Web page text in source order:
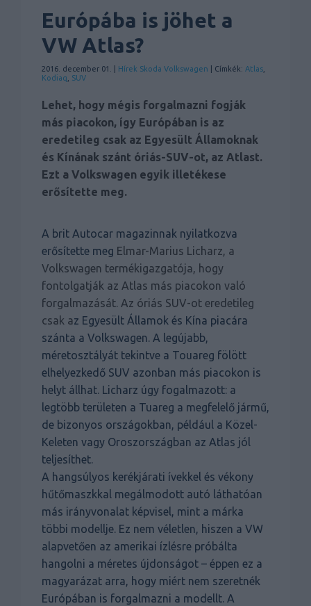
Európába is jöhet a
VW Atlas?
2016. december 01. | Hírek Skoda Volkswagen | Címkék: Atlas
Kodiaq
SUV
Lehet, hogy mégis forgalmazni fogják
más piacokon, így Európában is az
eredetileg csak az Egyesült Államoknak
és Kínának szánt óriás-SUV-ot, az Atlast.
Ezt a Volkswagen egyik illetékese
erősítette meg.
A brit Autocar magazinnak nyilatkozva
erősítette meg Elmar-Marius Licharz, a
Volkswagen termékigazgatója, hogy
fontolgatják az Atlas más piacokon való
forgalmazását. Az óriás SUV-ot eredetileg
csak az Egyesült Államok és Kína piacára
szánta a Volkswagen. A legújabb,
méretosztályát tekintve a Touareg fölött
elhelyezkedő SUV azonban más piacokon is
helyt állhat. Licharz úgy fogalmazott: a
legtöbb területen a Tuareg a megfelelő jármű,
de bizonyos országokban, például a Közel-
Keleten vagy Oroszországban az Atlas jól
teljesíthet.
A hangsúlyos kerékjárati ívekkel és vékony
hűtőmaszkkal megálmodott autó láthatóan
más irányvonalat képvisel, mint a márka
többi modellje. Ez nem véletlen, hiszen a VW
alapvetően az amerikai ízlésre próbálta
hangolni a méretes újdonságot – éppen ez a
magyarázat arra, hogy miért nem szeretnék
Európában is forgalmazni a modellt. A